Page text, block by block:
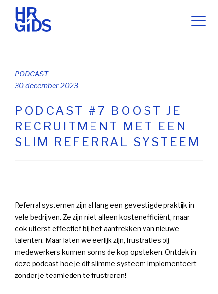
PODCAST
30 december 2023
PODCAST #7 BOOST JE
RECRUITMENT MET EEN
SLIM REFERRAL SYSTEEM
Referral systemen zijn al lang een gevestigde praktijk in
vele bedrijven. Ze zijn niet alleen kostenefficiënt, maar
ook uiterst effectief bij het aantrekken van nieuwe
talenten. Maar laten we eerlijk zijn, frustraties bij
medewerkers kunnen soms de kop opsteken. Ontdek in
deze podcast hoe je dit slimme systeem implementeert
zonder je teamleden te frustreren!